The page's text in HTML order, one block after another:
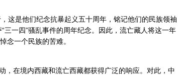
这是他们纪念抗暴起义五十周年，铭记他们的民族领袖
三一四”骚乱事件的周年纪念。因此，流亡藏人将这一年
念一个民族的苦难。
，在境内西藏和流亡西藏都获得广泛的响应。对此，中